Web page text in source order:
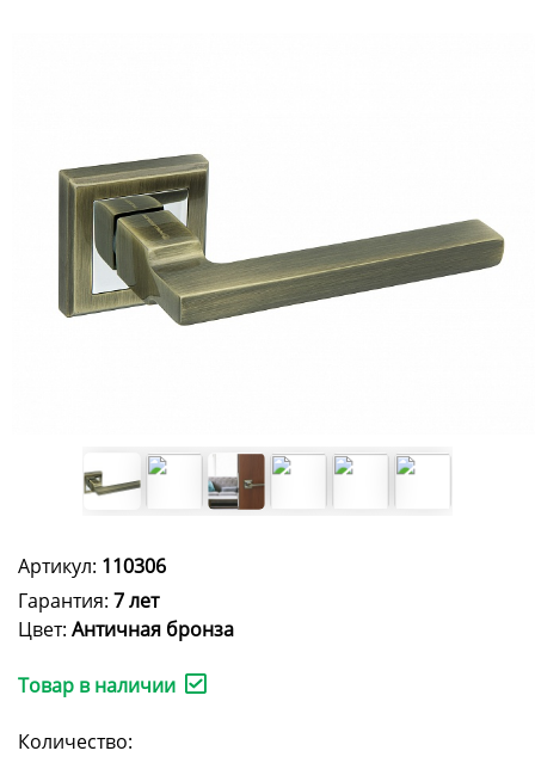
Артикул: 110306
Гарантия: 7 лет
Цвет: Античная бронза
Товар в наличии
Количество: